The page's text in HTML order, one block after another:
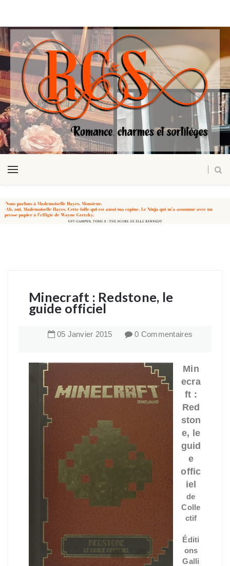
Minecraft : Redstone, le
guide officiel
05 Janvier 2015 0 Commentaires
Min
ecra
ft :
Red
ston
e, le
guid
e
offic
iel
de
Colle
ctif
Éditi
ons
Galli